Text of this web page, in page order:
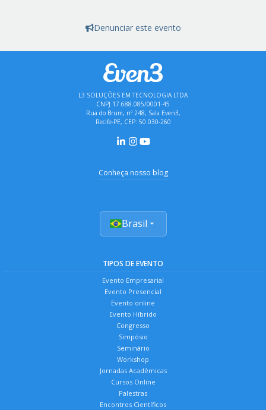
Denunciar este evento
L3 SOLUÇÕES EM TECNOLOGIA LTDA
CNPJ 17.688.085/0001-45
Rua do Brum, nº 248, Sala Even3,
Recife-PE, CEP: 50.030-260
Conheça nosso blog
Brasil
TIPOS DE EVENTO
Evento Empresarial
Evento Presencial
Evento online
Evento Híbrido
Congresso
Simpósio
Seminário
Workshop
Jornadas Acadêmicas
Cursos Online
Palestras
Encontros Científicos